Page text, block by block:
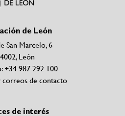
de León
San Marcelo, 6
León
+34 987 292 100
correos de contacto
de interés